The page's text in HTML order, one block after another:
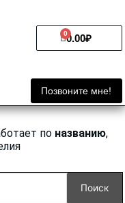
0.00₽
0
Cart
Позвоните мне!
по названию,
Поиск